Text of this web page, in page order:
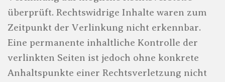
überprüft. Rechtswidrige Inhalte waren zum
Zeitpunkt der Verlinkung nicht erkennbar.
Eine permanente inhaltliche Kontrolle der
verlinkten Seiten ist jedoch ohne konkrete
Anhaltspunkte einer Rechtsverletzung nicht